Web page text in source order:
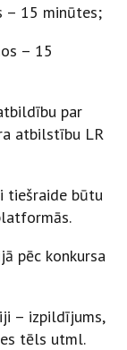
– 15 minūtes;
– 15
par
atbilstību LR
tiešraide būtu
pēc konkursa
– izpildījums,
tēls utml.